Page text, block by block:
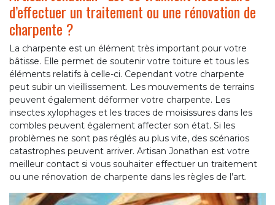
d’effectuer un traitement ou une rénovation de
charpente ?
La charpente est un élément très important pour votre
bâtisse. Elle permet de soutenir votre toiture et tous les
éléments relatifs à celle-ci. Cependant votre charpente
peut subir un vieillissement. Les mouvements de terrains
peuvent également déformer votre charpente. Les
insectes xylophages et les traces de moisissures dans les
combles peuvent également affecter son état. Si les
problèmes ne sont pas réglés au plus vite, des scénarios
catastrophes peuvent arriver. Artisan Jonathan est votre
meilleur contact si vous souhaiter effectuer un traitement
ou une rénovation de charpente dans les règles de l’art.